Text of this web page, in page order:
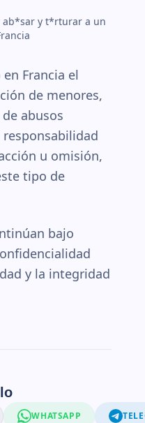
ab*sar y t*rturar a un
Francia el
de menores,
abusos
u omisión,
tipo de
bajo
y la integridad
WHATSAPP